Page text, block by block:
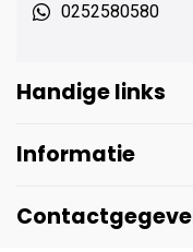
0252580580
Handige links
Informatie